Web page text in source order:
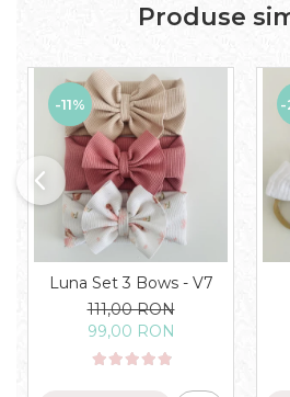
Produse
-11%
Luna Set 3 Bows - V7
111,00 RON
99,00 RON
-